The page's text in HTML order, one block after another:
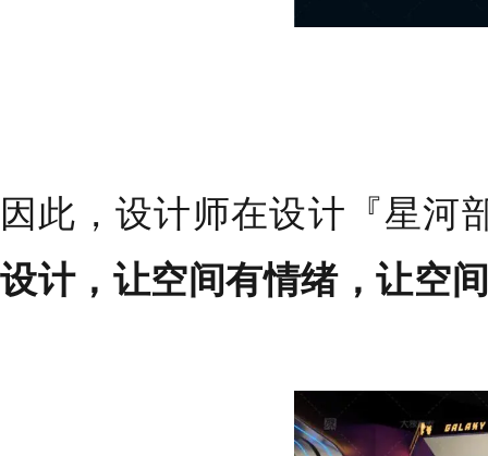
因此，设计师在设计『星河
设计，让空间有情绪，让空